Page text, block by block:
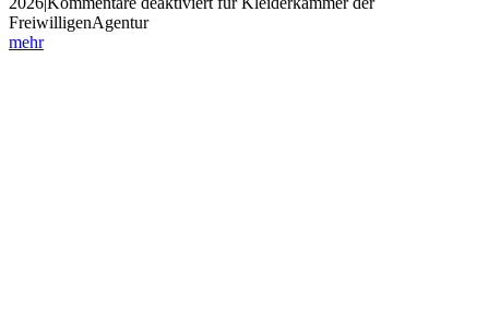
FreiwilligenAgentur
mehr